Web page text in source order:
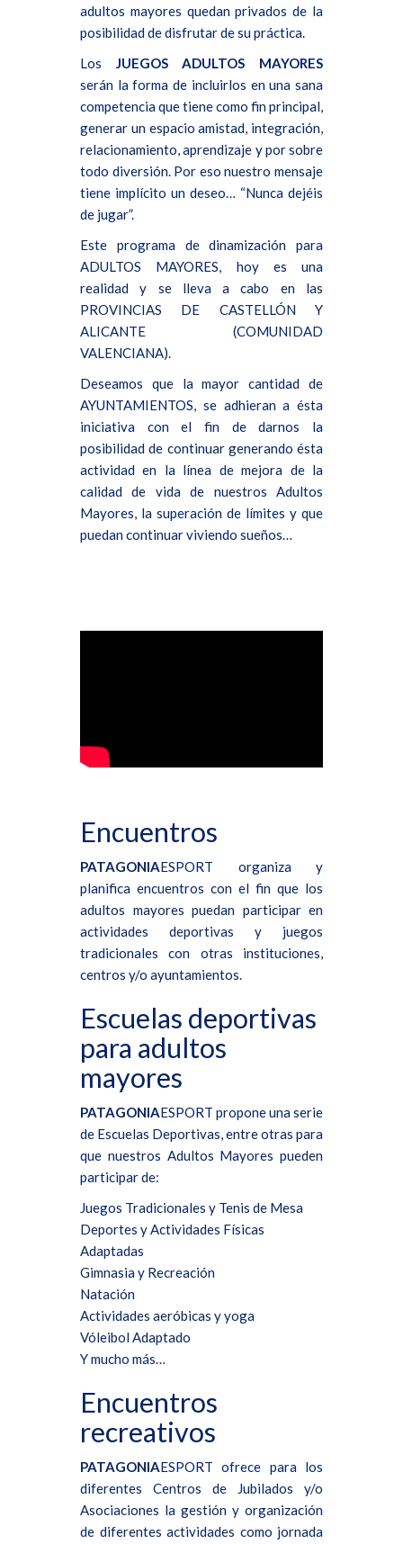
adultos mayores quedan privados de la
posibilidad de disfrutar de su práctica.
Los JUEGOS ADULTOS MAYORES
serán la forma de incluirlos en una sana
competencia que tiene como fin principal,
generar un espacio amistad, integración,
relacionamiento, aprendizaje y por sobre
todo diversión. Por eso nuestro mensaje
tiene implícito un deseo… “Nunca dejéis
de jugar”.
Este programa de dinamización para
ADULTOS MAYORES, hoy es una
realidad y se lleva a cabo en las
PROVINCIAS DE CASTELLÓN Y
ALICANTE (COMUNIDAD
VALENCIANA).
Deseamos que la mayor cantidad de
AYUNTAMIENTOS, se adhieran a ésta
iniciativa con el fin de darnos la
posibilidad de continuar generando ésta
actividad en la línea de mejora de la
calidad de vida de nuestros Adultos
Mayores, la superación de límites y que
puedan continuar viviendo sueños…
Encuentros
PATAGONIAESPORT organiza y
planifica encuentros con el fin que los
adultos mayores puedan participar en
actividades deportivas y juegos
tradicionales con otras instituciones,
centros y/o ayuntamientos.
Escuelas deportivas
para adultos
mayores
PATAGONIAESPORT propone una serie
de Escuelas Deportivas, entre otras para
que nuestros Adultos Mayores pueden
participar de:
Juegos Tradicionales y Tenis de Mesa
Deportes y Actividades Físicas
Adaptadas
Gimnasia y Recreación
Natación
Actividades aeróbicas y yoga
Vóleibol Adaptado
Y mucho más…
Encuentros
recreativos
PATAGONIAESPORT ofrece para los
diferentes Centros de Jubilados y/o
Asociaciones la gestión y organización
de diferentes actividades como jornada